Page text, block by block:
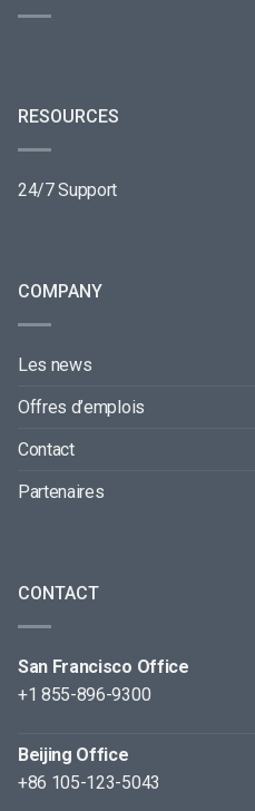
RESOURCES
24/7 Support
COMPANY
Les news
Offres d’emplois
Contact
Partenaires
CONTACT
San Francisco Office
+1 855-896-9300
Beijing Office
+86 105-123-5043